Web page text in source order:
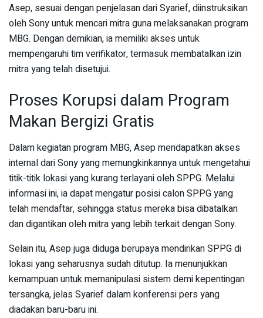
Asep, sesuai dengan penjelasan dari Syarief, diinstruksikan
oleh Sony untuk mencari mitra guna melaksanakan program
MBG. Dengan demikian, ia memiliki akses untuk
mempengaruhi tim verifikator, termasuk membatalkan izin
mitra yang telah disetujui.
Proses Korupsi dalam Program
Makan Bergizi Gratis
Dalam kegiatan program MBG, Asep mendapatkan akses
internal dari Sony yang memungkinkannya untuk mengetahui
titik-titik lokasi yang kurang terlayani oleh SPPG. Melalui
informasi ini, ia dapat mengatur posisi calon SPPG yang
telah mendaftar, sehingga status mereka bisa dibatalkan
dan digantikan oleh mitra yang lebih terkait dengan Sony.
Selain itu, Asep juga diduga berupaya mendirikan SPPG di
lokasi yang seharusnya sudah ditutup. Ia menunjukkan
kemampuan untuk memanipulasi sistem demi kepentingan
tersangka, jelas Syarief dalam konferensi pers yang
diadakan baru-baru ini.